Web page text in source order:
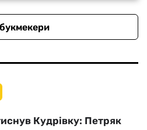
букмекери
Кудрівку: Петряк